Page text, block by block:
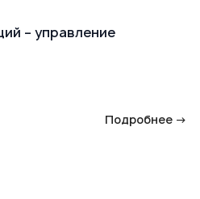
– управление
Подробнее →